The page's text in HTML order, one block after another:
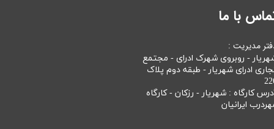
با ما
مدیریت :
- روبروی شهرک ادرای - مجتمع
ادرای شهریار - طبقه دوم پلاک
کارگاه : شهریار - رزکان - کارگاه
ایرانیان